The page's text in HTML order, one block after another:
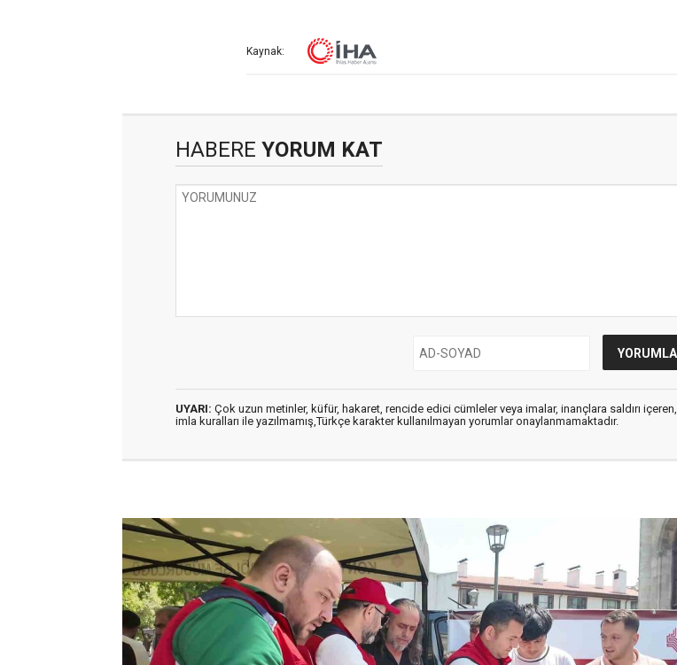
Kaynak:
HABERE YORUM KAT
UYARI: Çok uzun metinler, küfür, hakaret, rencide edici cümleler veya imalar, inançlara saldırı içeren,
imla kuralları ile yazılmamış,Türkçe karakter kullanılmayan yorumlar onaylanmamaktadır.